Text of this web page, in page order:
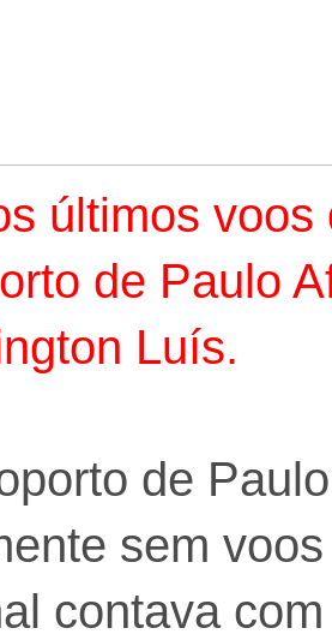
últimos voos
de Paulo
Luís.
de
sem
contava